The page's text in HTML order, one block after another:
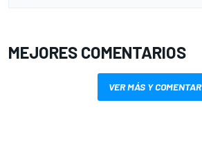
MEJORES COMENTARIOS
VER MÁS Y COMENTAR